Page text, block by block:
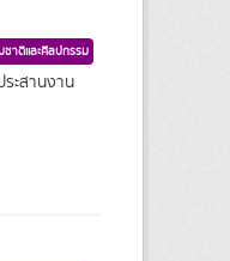
าติและศิลปกรรม
ะสานงาน